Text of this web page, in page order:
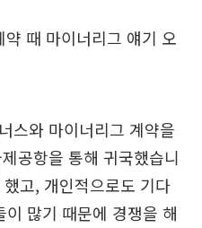
때 마이너리그 얘기 오
스와 마이너리그 계약을
공항을 통해 귀국했습니
고, 개인적으로도 기다
많기 때문에 경쟁을 해